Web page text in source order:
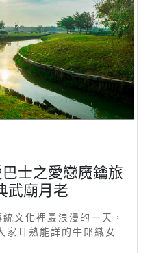
士之愛戀魔鑰旅
武廟月老
文化裡最浪漫的一天，
家耳熟能詳的牛郎織女